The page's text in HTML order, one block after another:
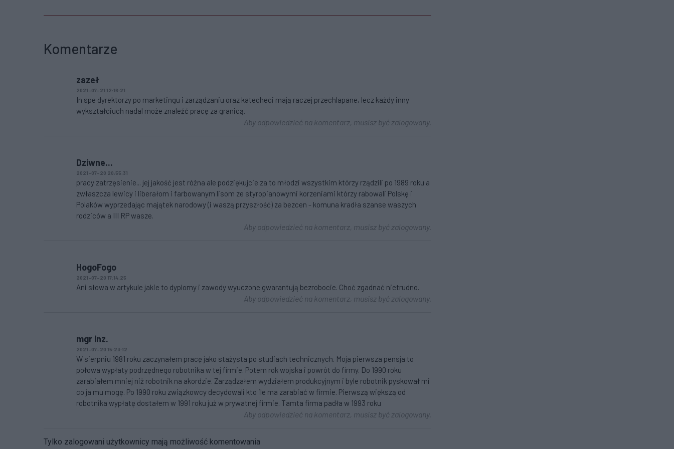
Komentarze
zazeł
2021-07-21 12:16:21
In spe dyrektorzy po marketingu i zarządzaniu oraz katecheci mają raczej przechlapane, lecz każdy inny
wykształciuch nadal może znaleźć pracę za granicą.
Aby odpowiedzieć na komentarz, musisz być zalogowany.
Dziwne...
2021-07-20 20:55:31
pracy zatrzęsienie... jej jakość jest różna ale podziękujcie za to młodzi wszystkim którzy rządzili po 1989 roku a
zwłaszcza lewicy i liberałom i farbowanym lisom ze styropianowymi korzeniami którzy rabowali Polskę i
Polaków wyprzedając majątek narodowy (i waszą przyszłość) za bezcen - komuna kradła szanse waszych
rodziców a III RP wasze.
Aby odpowiedzieć na komentarz, musisz być zalogowany.
HogoFogo
2021-07-20 17:14:25
Ani słowa w artykule jakie to dyplomy i zawody wyuczone gwarantują bezrobocie. Choć zgadnać nietrudno.
Aby odpowiedzieć na komentarz, musisz być zalogowany.
mgr inz.
2021-07-20 15:23:12
W sierpniu 1981 roku zaczynałem pracę jako stażysta po studiach technicznych. Moja pierwsza pensja to
połowa wypłaty podrzędnego robotnika w tej firmie. Potem rok wojska i powrót do firmy. Do 1990 roku
zarabiałem mniej niż robotnik na akordzie. Zarządzałem wydziałem produkcyjnym i byle robotnik pyskował mi
co ja mu mogę. Po 1990 roku związkowcy decydowali kto ile ma zarabiać w firmie. Pierwszą większą od
robotnika wypłatę dostałem w 1991 roku już w prywatnej firmie. Tamta firma padła w 1993 roku
Aby odpowiedzieć na komentarz, musisz być zalogowany.
Tylko zalogowani użytkownicy mają możliwość komentowania